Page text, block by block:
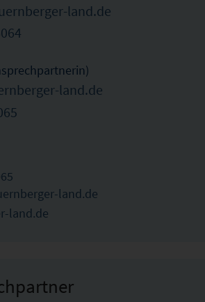
land.de
land.de
land.de
land.de